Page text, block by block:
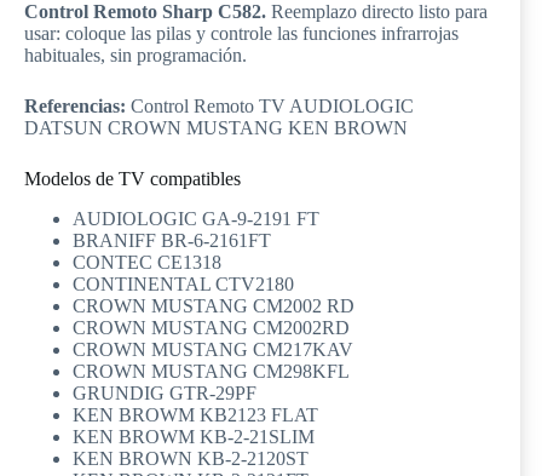
Control Remoto Sharp C582. Reemplazo directo listo para
usar: coloque las pilas y controle las funciones infrarrojas
habituales, sin programación.
Referencias: Control Remoto TV AUDIOLOGIC
DATSUN CROWN MUSTANG KEN BROWN
Modelos de TV compatibles
AUDIOLOGIC GA-9-2191 FT
BRANIFF BR-6-2161FT
CONTEC CE1318
CONTINENTAL CTV2180
CROWN MUSTANG CM2002 RD
CROWN MUSTANG CM2002RD
CROWN MUSTANG CM217KAV
CROWN MUSTANG CM298KFL
GRUNDIG GTR-29PF
KEN BROWM KB2123 FLAT
KEN BROWM KB-2-21SLIM
KEN BROWN KB-2-2120ST